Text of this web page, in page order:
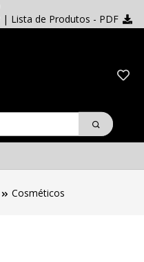
| Lista de Produtos - PDF
Cosméticos